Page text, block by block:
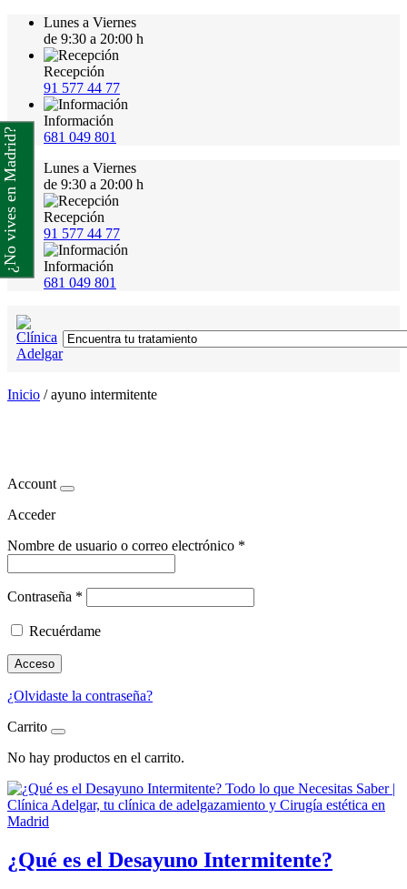
Lunes a Viernes
de 9:30 a 20:00 h
Recepción
91 577 44 77
Información
681 049 801
Lunes a Viernes
de 9:30 a 20:00 h
Recepción
91 577 44 77
Información
681 049 801
Inicio /ayuno intermitente
Account
Acceder
Nombre de usuario o correo electrónico *
Contraseña *
Recuérdame
Acceso
¿Olvidaste la contraseña?
Carrito
No hay productos en el carrito.
¿Qué es el Desayuno Intermitente?
¿No vives en Madrid?